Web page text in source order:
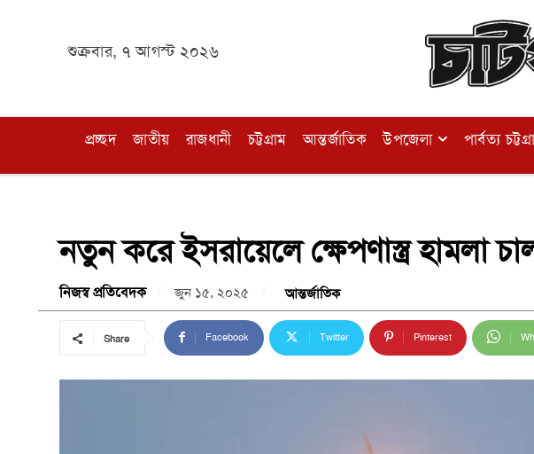
শুক্রবার, ৭ আগস্ট ২০২৬
প্রচ্ছদ জাতীয় রাজধানী চট্টগ্রাম আন্তর্জাতিক উপজেলা পার্বত্য
নতুন করে ইসরায়েলে ক্ষেপণাস্ত্র হামলা
নিজস্ব প্রতিবেদক জুন ১৫, ২০২৫ আন্তর্জাতিক
Share Facebook Twitter Pinterest